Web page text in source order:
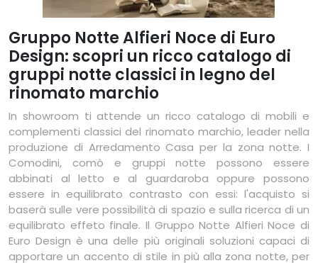
Gruppo Notte Alfieri Noce di Euro
Design: scopri un ricco catalogo di
gruppi notte classici in legno del
rinomato marchio
In showroom ti attende un ricco catalogo di mobili e
complementi classici del rinomato marchio, leader nella
produzione di Arredamento Casa per la zona notte. I
Comodini, comò e gruppi notte possono essere
abbinati al letto e al guardaroba oppure possono
essere in equilibrato contrasto con essi: l'acquisto si
baserà sulle vere possibilità di spazio e sulla ricerca di un
equilibrato effeto finale. Il Gruppo Notte Alfieri Noce di
Euro Design è una delle più originali soluzioni capaci di
apportare un accento di stile in più alla zona notte, per